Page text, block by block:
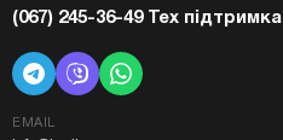
(067) 245-36-49 Тех підтримка
EMAIL